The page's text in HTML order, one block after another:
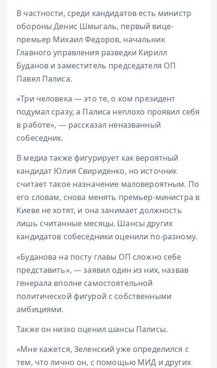
В частности, среди кандидатов есть министр
обороны Денис Шмыгаль, первый вице-
премьер Михаил Федоров, начальник
Главного управления разведки Кирилл
Буданов и заместитель председателя ОП
Павел Палиса.
«Три человека — это те, о ком президент
подумал сразу, а Палиса неплохо проявил себя
в работе», — рассказал неназванный
собеседник.
В медиа также фигурирует как вероятный
кандидат Юлия Свириденко, но источник
считает такое назначение маловероятным. По
его словам, снова менять премьер-министра в
Киеве не хотят, и она занимает должность
лишь считанные месяцы. Шансы других
кандидатов собеседники оценили по-разному.
«Буданова на посту главы ОП сложно себе
представить», — заявил один из них, назвав
генерала вполне самостоятельной
политической фигурой с собственными
амбициями.
Также он низко оценил шансы Палисы.
«Мне кажется, Зеленский уже определился с
тем, что лично он, с помощью МИД и других